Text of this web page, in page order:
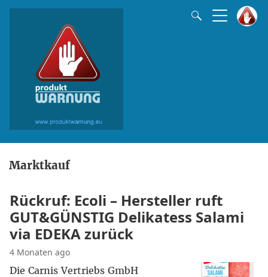
Marktkauf
Rückruf: Ecoli – Hersteller ruft
GUT&GÜNSTIG Delikatess Salami
via EDEKA zurück
4 Monaten ago
Die Carnis Vertriebs GmbH